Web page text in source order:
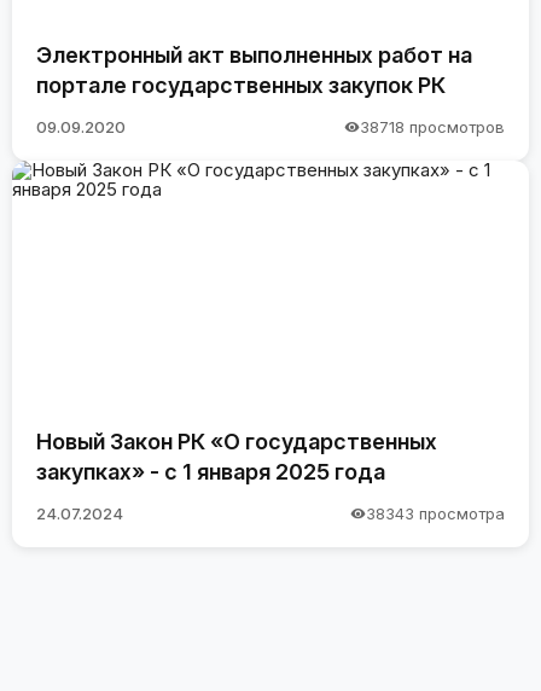
Электронный акт выполненных работ на
портале государственных закупок РК
09.09.2020 38718 просмотров
Новый Закон РК «О государственных
закупках» - с 1 января 2025 года
24.07.2024 38343 просмотра